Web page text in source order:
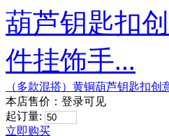
（多款混搭）黄铜葫芦钥匙扣创
本店售价： 登录可见
起订量:
立即购买